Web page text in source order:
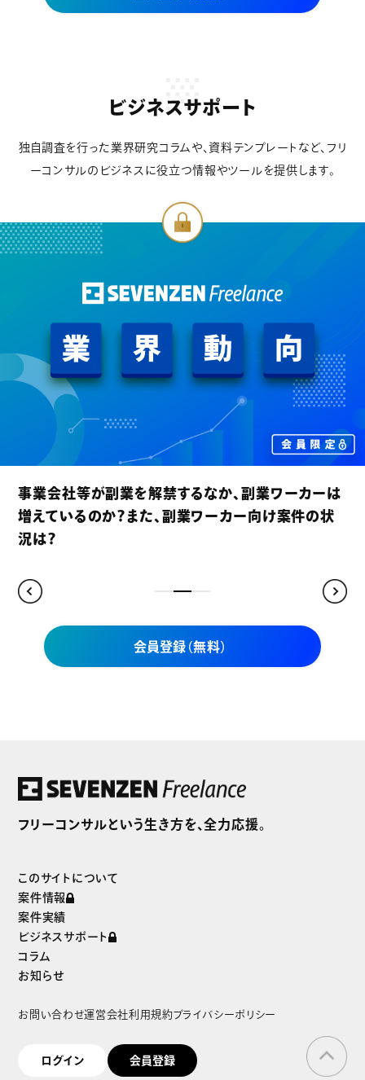
ビジネスサポート
独自調査を行った業界研究コラムや、資料テンプレートなど、フリ
ーコンサルのビジネスに役立つ情報やツールを提供します。
賃上げが進む昨今、フリーランスコンサルタントの契
約単価も上昇傾向にあるのか？
会員登録（無料）
セブンゼンフリーランスだけの
独自案件をご紹介
フリーコンサルという生き方を、全力応援。
このサイトについて
案件情報
案件実績
ビジネスサポート
コラム
お知らせ
お問い合わせ運営会社利用規約プライバシーポリシー
ログイン 会員登録